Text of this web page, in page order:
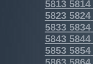
58135814
58235824
58335834
58435844
58535854